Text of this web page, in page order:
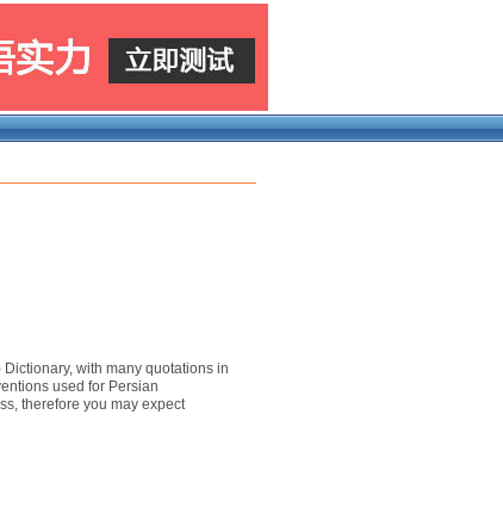
with many quotations in
used for Persian
therefore you may expect